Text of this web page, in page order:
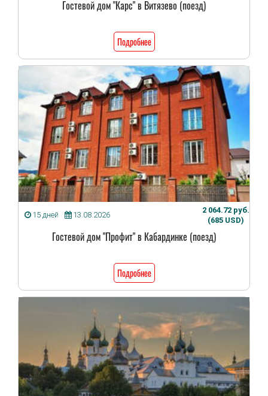
Гостевой дом "Карс" в Витязево (поезд)
Подробнее
15 дней 13.08.2026
2 064.72 руб.
(685 USD)
Гостевой дом "Профит" в Кабардинке (поезд)
Подробнее